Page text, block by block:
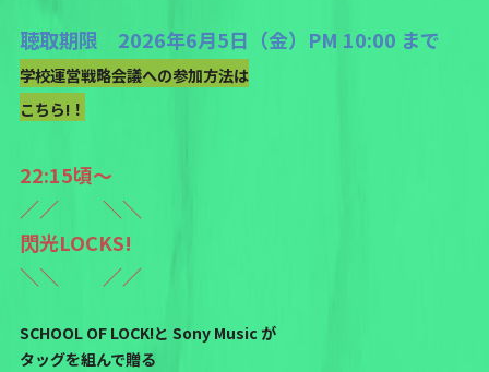
聴取期限 2026年6月5日（金）PM 10:00 まで
学校運営戦略会議への参加方法は
こちら!！
22:15頃〜
／／ ＼＼
閃光LOCKS!
＼＼ ／／
SCHOOL OF LOCK!と Sony Music が
タッグを組んで贈る